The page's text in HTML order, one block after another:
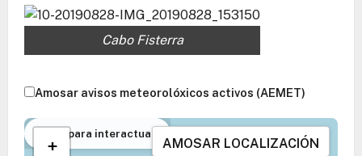
Cabo Fisterra
Amosar avisos meteorolóxicos activos (AEMET)
Toca para interactuar
+
AMOSAR LOCALIZACIÓN